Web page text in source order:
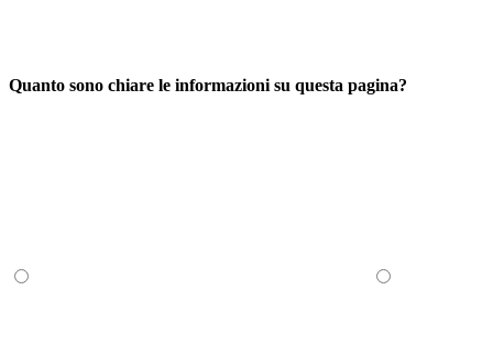
Quanto sono chiare le informazioni su questa pagina?